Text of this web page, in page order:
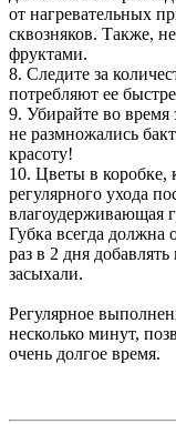
от нагревательных
сквозняков. Также,
фруктами.
8. Следите за
потребляют ее
9. Убирайте во время
не размножались
красоту!
10. Цветы в коробке,
регулярного ухода
влагоудерживающая
Губка всегда должна
раз в 2 дня
засыхали.
Регулярное
несколько минут,
очень долгое время.